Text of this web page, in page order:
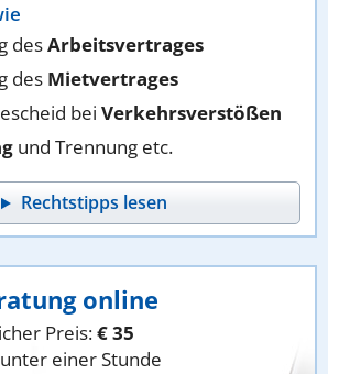
desArbeitsvertrages
des Mietvertrages
bei Verkehrsverstößen
und Trennung etc.
Rechtstipps lesen
online
Preis:€ 35
einer Stunde